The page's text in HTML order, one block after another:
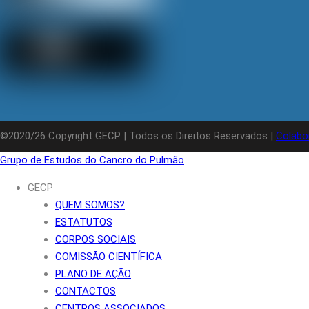
©2020/26 Copyright GECP | Todos os Direitos Reservados |
Grupo de Estudos do Cancro do Pulmão
GECP
QUEM SOMOS?
ESTATUTOS
CORPOS SOCIAIS
COMISSÃO CIENTÍFICA
PLANO DE AÇÃO
CONTACTOS